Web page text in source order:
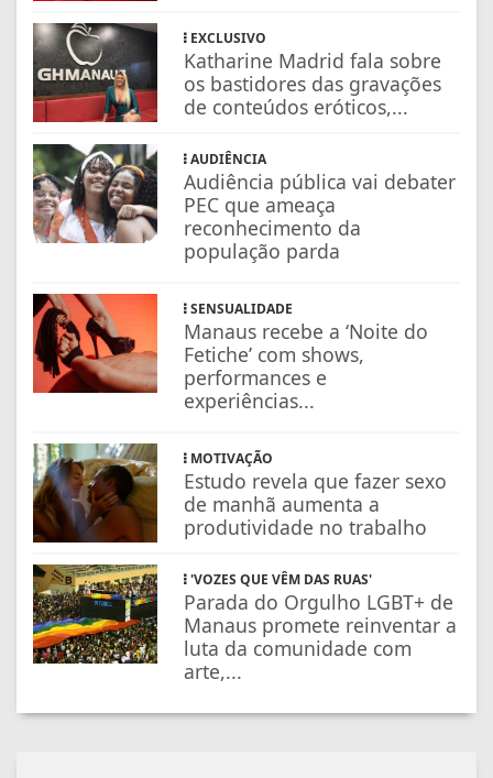
EXCLUSIVO
Katharine Madrid fala sobre
os bastidores das gravações
de conteúdos eróticos,...
AUDIÊNCIA
Audiência pública vai debater
PEC que ameaça
reconhecimento da
população parda
SENSUALIDADE
Manaus recebe a ‘Noite do
Fetiche’ com shows,
performances e
experiências...
MOTIVAÇÃO
Estudo revela que fazer sexo
de manhã aumenta a
produtividade no trabalho
'VOZES QUE VÊM DAS RUAS'
Parada do Orgulho LGBT+ de
Manaus promete reinventar a
luta da comunidade com
arte,...